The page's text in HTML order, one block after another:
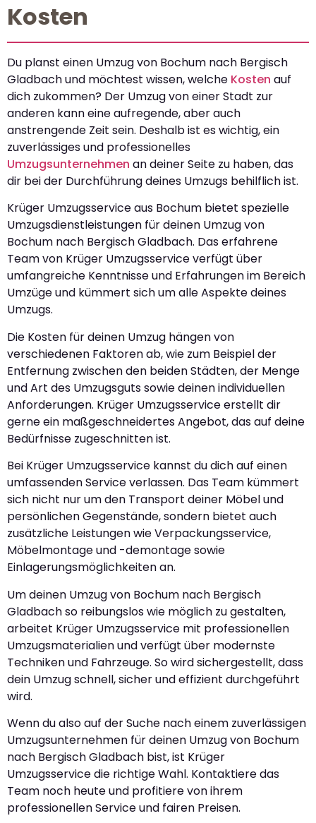
Kosten
Du planst einen Umzug von Bochum nach Bergisch
Gladbach und möchtest wissen, welche Kosten auf
dich zukommen? Der Umzug von einer Stadt zur
anderen kann eine aufregende, aber auch
anstrengende Zeit sein. Deshalb ist es wichtig, ein
zuverlässiges und professionelles
Umzugsunternehmen an deiner Seite zu haben, das
dir bei der Durchführung deines Umzugs behilflich ist.
Krüger Umzugsservice aus Bochum bietet spezielle
Umzugsdienstleistungen für deinen Umzug von
Bochum nach Bergisch Gladbach. Das erfahrene
Team von Krüger Umzugsservice verfügt über
umfangreiche Kenntnisse und Erfahrungen im Bereich
Umzüge und kümmert sich um alle Aspekte deines
Umzugs.
Die Kosten für deinen Umzug hängen von
verschiedenen Faktoren ab, wie zum Beispiel der
Entfernung zwischen den beiden Städten, der Menge
und Art des Umzugsguts sowie deinen individuellen
Anforderungen. Krüger Umzugsservice erstellt dir
gerne ein maßgeschneidertes Angebot, das auf deine
Bedürfnisse zugeschnitten ist.
Bei Krüger Umzugsservice kannst du dich auf einen
umfassenden Service verlassen. Das Team kümmert
sich nicht nur um den Transport deiner Möbel und
persönlichen Gegenstände, sondern bietet auch
zusätzliche Leistungen wie Verpackungsservice,
Möbelmontage und -demontage sowie
Einlagerungsmöglichkeiten an.
Um deinen Umzug von Bochum nach Bergisch
Gladbach so reibungslos wie möglich zu gestalten,
arbeitet Krüger Umzugsservice mit professionellen
Umzugsmaterialien und verfügt über modernste
Techniken und Fahrzeuge. So wird sichergestellt, dass
dein Umzug schnell, sicher und effizient durchgeführt
wird.
Wenn du also auf der Suche nach einem zuverlässigen
Umzugsunternehmen für deinen Umzug von Bochum
nach Bergisch Gladbach bist, ist Krüger
Umzugsservice die richtige Wahl. Kontaktiere das
Team noch heute und profitiere von ihrem
professionellen Service und fairen Preisen.